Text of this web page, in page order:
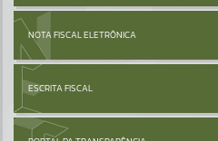
NOTA FISCAL ELETRÔNICA
ESCRITA FISCAL